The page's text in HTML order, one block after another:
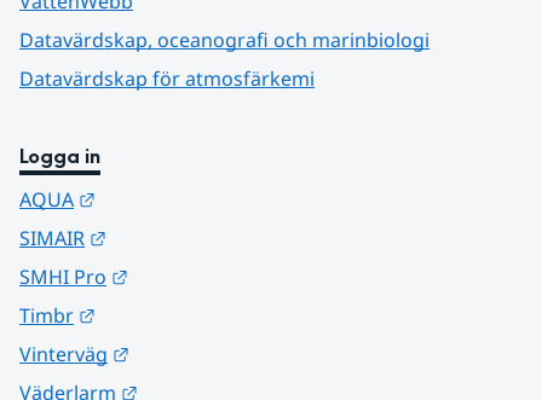
Datavärdskap, oceanografi och marinbiologi
Datavärdskap för atmosfärkemi
Logga in
AQUA
SIMAIR
SMHI Pro
Timbr
Vinterväg
Väderlarm